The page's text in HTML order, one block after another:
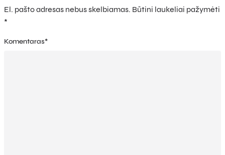
El. pašto adresas nebus skelbiamas. Būtini laukeliai pažymėti
*
Komentaras*